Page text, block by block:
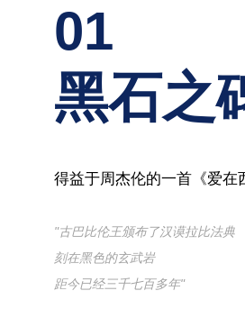
01
黑石之
得益于周杰伦的一首《爱在
"古巴比伦王颁布了汉谟拉比法典
刻在黑色的玄武岩
距今已经三千七百多年"